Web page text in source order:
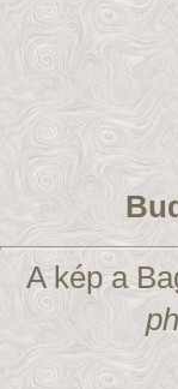
A kép a